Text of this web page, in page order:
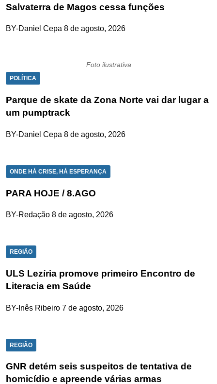
Salvaterra de Magos cessa funções
BY-Daniel Cepa 8 de agosto, 2026
Foto ilustrativa
POLÍTICA
Parque de skate da Zona Norte vai dar lugar a
um pumptrack
BY-Daniel Cepa 8 de agosto, 2026
ONDE HÁ CRISE, HÁ ESPERANÇA
PARA HOJE / 8.AGO
BY-Redação 8 de agosto, 2026
REGIÃO
ULS Lezíria promove primeiro Encontro de
Literacia em Saúde
BY-Inês Ribeiro 7 de agosto, 2026
REGIÃO
GNR detém seis suspeitos de tentativa de
homicídio e apreende várias armas